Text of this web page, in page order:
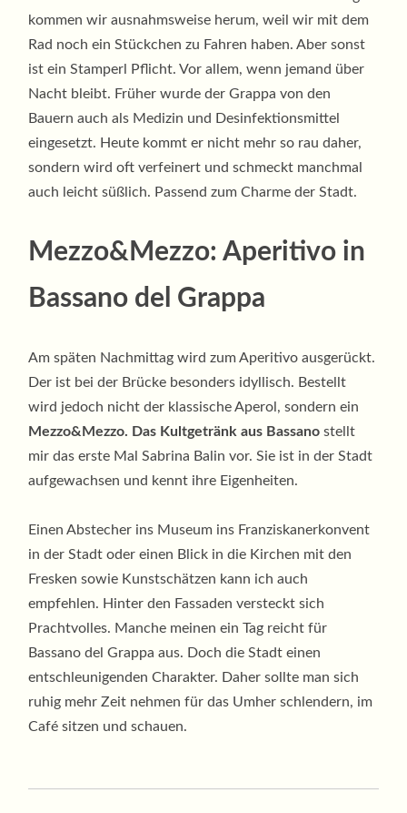
kommen wir ausnahmsweise herum, weil wir mit dem
Rad noch ein Stückchen zu Fahren haben. Aber sonst
ist ein Stamperl Pflicht. Vor allem, wenn jemand über
Nacht bleibt. Früher wurde der Grappa von den
Bauern auch als Medizin und Desinfektionsmittel
eingesetzt. Heute kommt er nicht mehr so rau daher,
sondern wird oft verfeinert und schmeckt manchmal
auch leicht süßlich. Passend zum Charme der Stadt.
Mezzo&Mezzo: Aperitivo in
Bassano del Grappa
Am späten Nachmittag wird zum Aperitivo ausgerückt.
Der ist bei der Brücke besonders idyllisch. Bestellt
wird jedoch nicht der klassische Aperol, sondern ein
Mezzo&Mezzo. Das Kultgetränk aus Bassano stellt
mir das erste Mal Sabrina Balin vor. Sie ist in der Stadt
aufgewachsen und kennt ihre Eigenheiten.
Einen Abstecher ins Museum ins Franziskanerkonvent
in der Stadt oder einen Blick in die Kirchen mit den
Fresken sowie Kunstschätzen kann ich auch
empfehlen. Hinter den Fassaden versteckt sich
Prachtvolles. Manche meinen ein Tag reicht für
Bassano del Grappa aus. Doch die Stadt einen
entschleunigenden Charakter. Daher sollte man sich
ruhig mehr Zeit nehmen für das Umher schlendern, im
Café sitzen und schauen.